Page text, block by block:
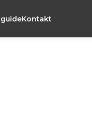
Kontakt